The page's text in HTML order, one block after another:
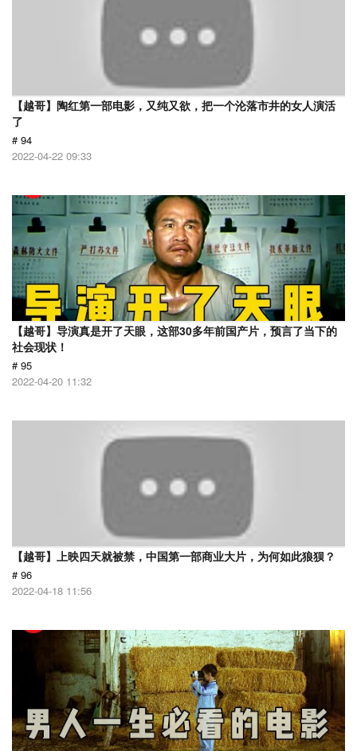
【越哥】陶红第一部电影，又纯又欲，把一个沦落市井的女人演活
了
# 94
2022-04-22 09:33
【越哥】导演真是开了天眼，这部30多年前国产片，预言了当下的
社会现状！
# 95
2022-04-20 11:32
【越哥】上映四天就被禁，中国第一部商业大片，为何如此狼狈？
# 96
2022-04-18 11:56